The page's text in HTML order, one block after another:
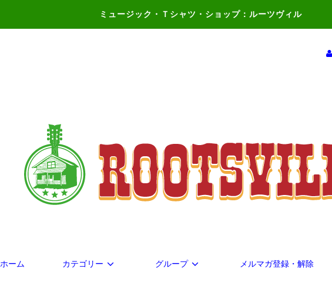
ミュージック・Ｔシャツ・ショップ：ルーツヴィル
ホーム カテゴリー グループ メルマガ登録・解除